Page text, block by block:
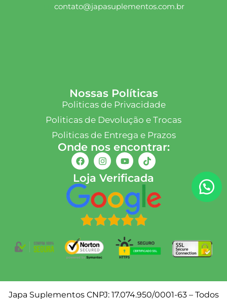
contato@japasuplementos.com.br
Nossas Políticas
Politicas de Privacidade
Politicas de Devolução e Trocas
Politicas de Entrega e Prazos
Onde nos encontrar:
Loja Verificada
Japa Suplementos CNPJ: 17.074.950/0001-63 – Todos